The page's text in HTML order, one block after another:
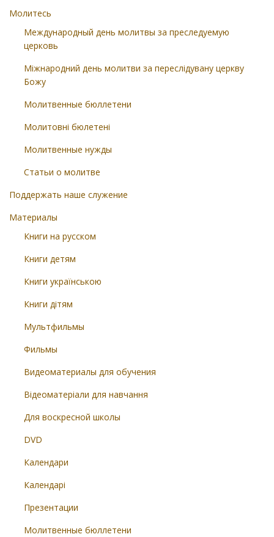
Молитесь
Международный день молитвы за преследуемую
церковь
Міжнародний день молитви за переслідувану церкву
Божу
Молитвенные бюллетени
Молитовні бюлетені
Молитвенные нужды
Статьи о молитве
Поддержать наше служение
Материалы
Книги на русском
Книги детям
Книги українською
Книги дітям
Мультфильмы
Фильмы
Видеоматериалы для обучения
Відеоматеріали для навчання
Для воскресной школы
DVD
Календари
Календарі
Презентации
Молитвенные бюллетени